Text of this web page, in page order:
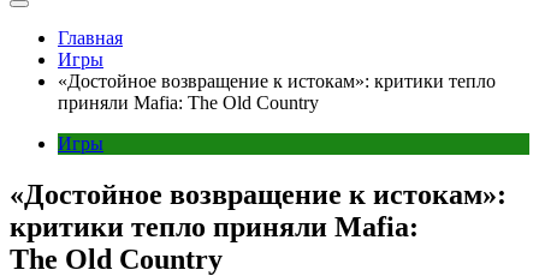
Главная
Игры
«Достойное возвращение к истокам»: критики тепло
приняли Mafia: The Old Country
Игры
«Достойное возвращение к истокам»:
критики тепло приняли Mafia:
The Old Country